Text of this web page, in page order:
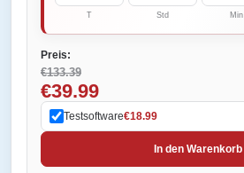
T Std Min
Preis:
€133.39
€39.99
Testsoftware€18.99
In den Warenkorb